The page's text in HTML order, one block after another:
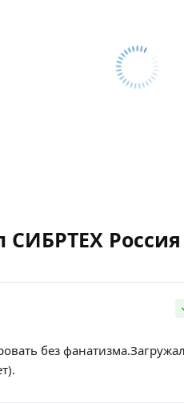
СИБРТЕХ Россия
без